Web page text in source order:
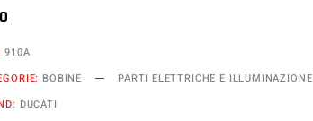
910A
BOBINE
PARTI ELETTRICHE E ILLUMINAZIONE
DUCATI